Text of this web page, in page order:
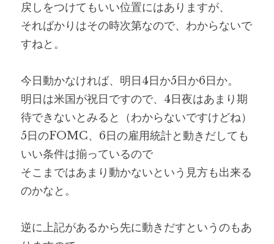
戻しをつけてもいい位置にはありますが、
そればかりはその時次第なので、わからないで
すねと。
今日動かなければ、明日4日か5日か6日か。
明日は米国が祝日ですので、4日夜はあまり期
待できないとみると（わからないですけどね）
5日のFOMC、6日の雇用統計と動きだしても
いい条件は揃っているので
そこまではあまり動かないという見方も出来る
のかなと。
逆に上記があるから先に動きだすというのもあ